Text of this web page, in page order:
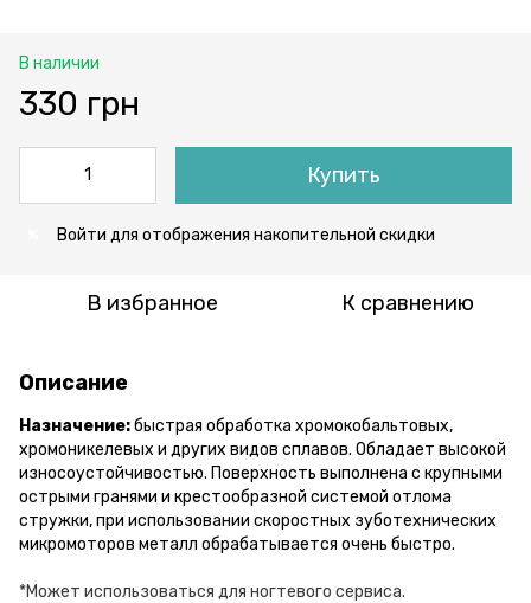
В наличии
330 грн
Купить
Войти для отображения накопительной скидки
В избранное К сравнению
Описание
Назначение:быстрая обработка хромокобальтовых,
хромоникелевых и других видов сплавов. Обладает высокой
износоустойчивостью. Поверхность выполнена с крупными
острыми гранями и крестообразной системой отлома
стружки, при использовании скоростных зуботехнических
микромоторов металл обрабатывается очень быстро.
*Может использоваться для ногтевого сервиса.